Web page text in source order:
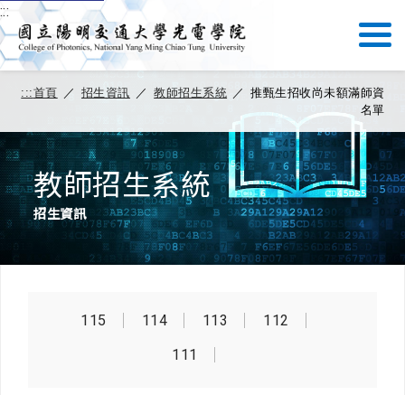
:::
:::首頁 ／ 招生資訊 ／ 教師招生系統 ／
推甄生招收尚未額滿師資
名單
教師招生系統
招生資訊
115 114 113
112
111